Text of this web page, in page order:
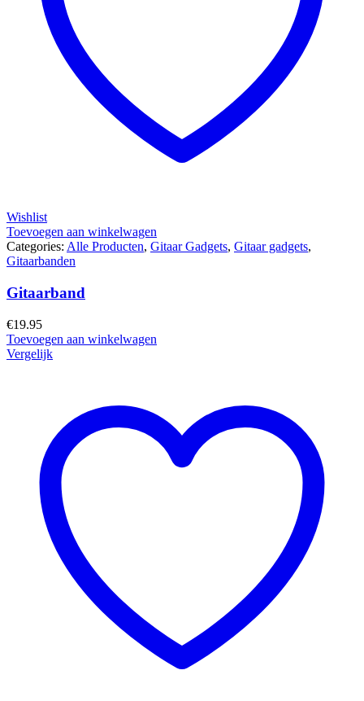
Wishlist
Toevoegen aan winkelwagen
Categories: Alle Producten, Gitaar Gadgets, Gitaar gadgets,
Gitaarbanden
Gitaarband
€19.95
Toevoegen aan winkelwagen
Vergelijk